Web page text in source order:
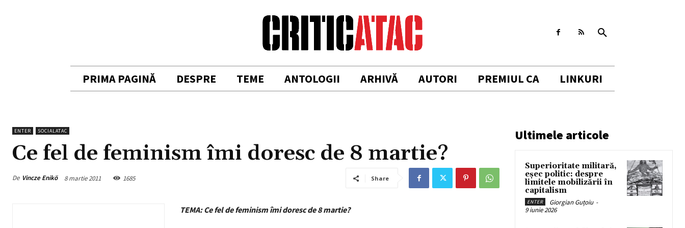
PRIMA PAGINĂ DESPRE TEME ANTOLOGII ARHIVĂ AUTORI PREMIUL CA LINKURI
ENTER SOCIALATAC
Ce fel de feminism îmi doresc de 8 martie?
De Vincze Enikö 8 martie 2011 1685 Share
TEMA: Ce fel de feminism îmi doresc de 8 martie?
Ultimele articole
Superioritate militară,
eșec politic: despre
limitele mobilizării în
capitalism
ENTER Giorgian Guțoiu -
9 iunie 2026